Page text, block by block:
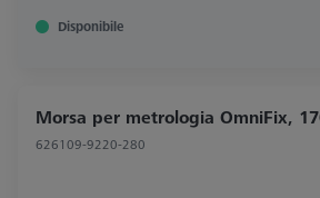
Disponibile
Morsa per metrologia OmniFix,
626109-9220-280